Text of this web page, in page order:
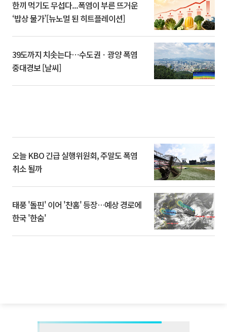
한끼 먹기도 무섭다...폭염이 부른 뜨거운
‘밥상 물가’[뉴노멀 된 히트플레이션]
39도까지 치솟는다⋯수도권ㆍ광양 폭염
중대경보 [날씨]
오늘 KBO 긴급 실행위원회, 주말도 폭염
취소 될까
태풍 '돌핀' 이어 '찬홈' 등장…예상 경로에
한국 '한숨'